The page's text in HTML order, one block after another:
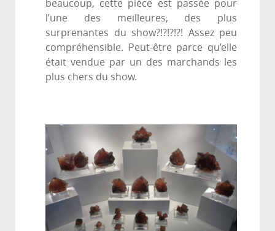
beaucoup, cette pièce est passée pour
l’une des meilleures, des plus
surprenantes du show?!?!?!?! Assez peu
compréhensible. Peut-être parce qu’elle
était vendue par un des marchands les
plus chers du show.